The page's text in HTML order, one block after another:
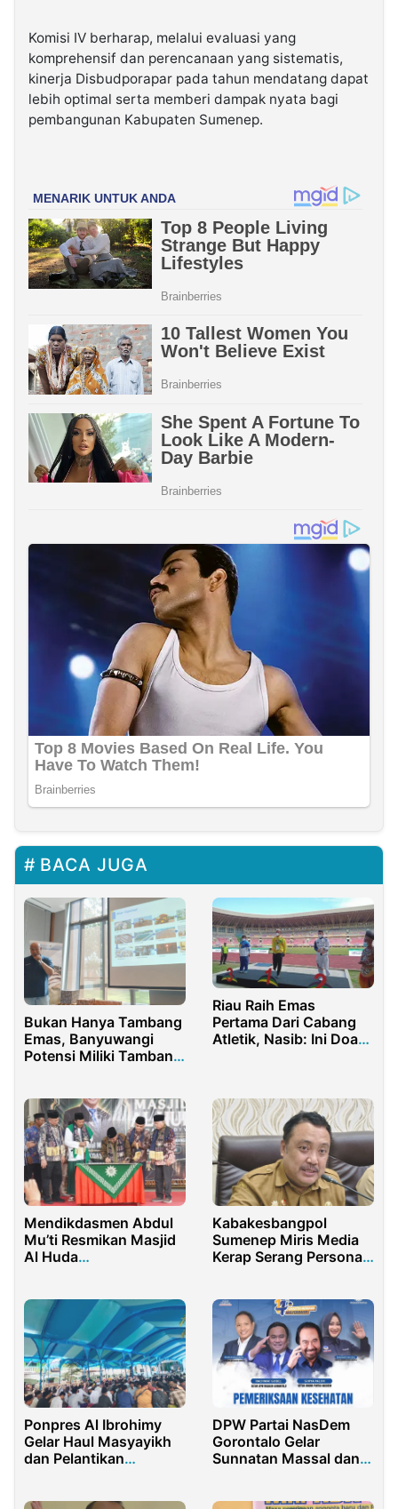
Komisi IV berharap, melalui evaluasi yang
komprehensif dan perencanaan yang sistematis,
kinerja Disbudporapar pada tahun mendatang dapat
lebih optimal serta memberi dampak nyata bagi
pembangunan Kabupaten Sumenep.
BACA JUGA
Bukan Hanya Tambang
Emas, Banyuwangi
Potensi Miliki Tambang
Riau Raih Emas
Pertama Dari Cabang
Atletik, Nasib: Ini Doa
Mendikdasmen Abdul
Mu’ti Resmikan Masjid
Al Huda
Kabakesbangpol
Sumenep Miris Media
Kerap Serang Personal
Ponpres Al Ibrohimy
Gelar Haul Masyayikh
dan Pelantikan
DPW Partai NasDem
Gorontalo Gelar
Sunnatan Massal dan